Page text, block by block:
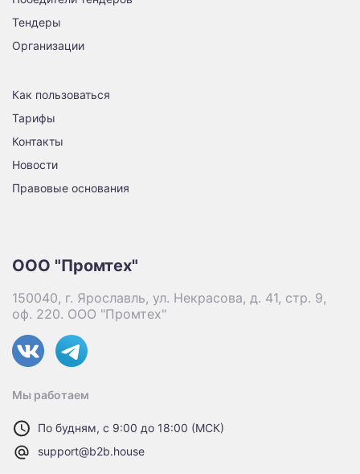
Тендеры
Организации
Как пользоваться
Тарифы
Контакты
Новости
Правовые основания
ООО "Промтех"
150040, г. Ярославль, ул. Некрасова, д. 41, стр. 9,
оф. 220. ООО "Промтех"
Мы работаем
По будням, с 9:00 до 18:00 (МСК)
support@b2b.house